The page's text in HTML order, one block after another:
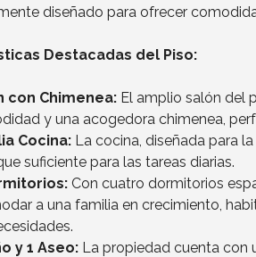
diseñado para ofrecer
Destacadas del Piso:
con Chimenea: El amplio salón del
y una acogedora chimenea,
Cocina: La cocina, diseñada para
suficiente para las tareas diarias.
Con cuatro dormitorios
a una familia en crecimiento,
y 1 Aseo: La propiedad cuenta con